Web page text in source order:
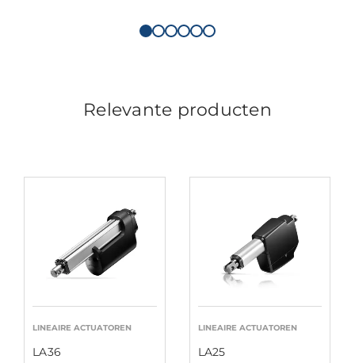
Relevante producten
LINEAIRE ACTUATOREN
LA36
LINEAIRE ACTUATOREN
LA25